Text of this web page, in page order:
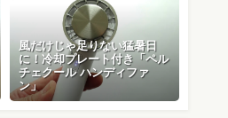
風だけじゃ足りない猛暑日
に！冷却プレート付き「ペル
チェクール ハンディファ
ン」